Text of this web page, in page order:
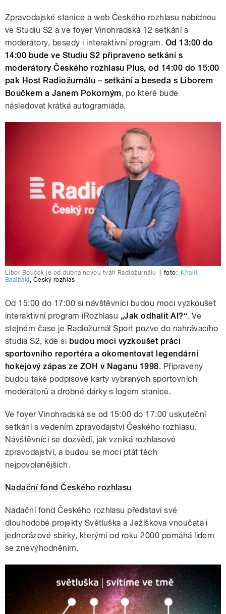
Zpravodajské stanice a web Českého rozhlasu nabídnou
ve Studiu S2 a ve foyer Vinohradská 12 setkání s
moderátory, besedy i interaktivní program. Od 13:00 do
14:00 bude ve Studiu S2 připraveno setkání s
moderátory Českého rozhlasu Plus, od 14:00 do 15:00
pak Host Radiožurnálu – setkání a beseda s Liborem
Boučkem a Janem Pokorným, po které bude
následovat krátká autogramiáda.
Libor Bouček je od dubna novou tváří Radiožurnálu foto: Khalil
Baalbaki , Český rozhlas
Od 15:00 do 17:00 si návštěvníci budou moci vyzkoušet
interaktivní program iRozhlasu „Jak odhalit AI?“. Ve
stejném čase je Radiožurnál Sport pozve do nahrávacího
studia S2, kde si budou moci vyzkoušet práci
sportovního reportéra a okomentovat legendární
hokejový zápas ze ZOH v Naganu 1998. Připraveny
budou také podpisové karty vybraných sportovních
moderátorů a drobné dárky s logem stanice.
Ve foyer Vinohradská se od 15:00 do 17:00 uskuteční
setkání s vedením zpravodajství Českého rozhlasu.
Návštěvníci se dozvědí, jak vzniká rozhlasové
zpravodajství, a budou se moci ptát těch
nejpovolanějších.
Nadační fond Českého rozhlasu
Nadační fond Českého rozhlasu představí své
dlouhodobé projekty Světluška a Ježíškova vnoučata i
jednorázové sbírky, kterými od roku 2000 pomáhá lidem
se znevýhodněním.